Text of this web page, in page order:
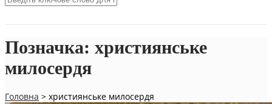
Позначка: християнське
милосердя
Головна > християнське милосердя